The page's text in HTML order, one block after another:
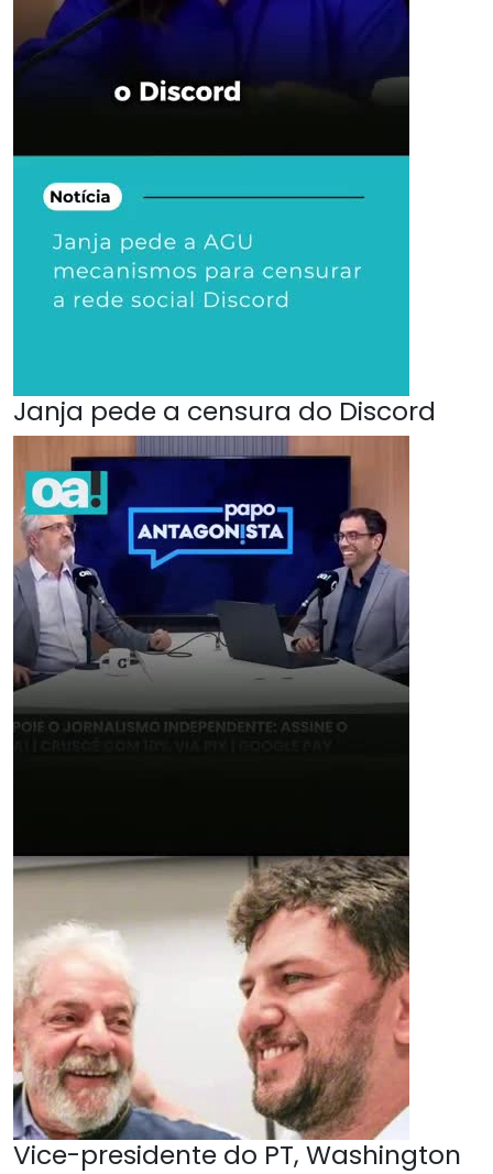
Janja pede a censura do Discord
Vice-presidente do PT, Washington